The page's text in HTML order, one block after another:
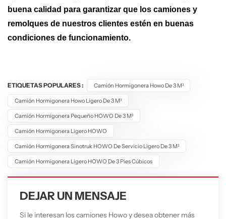
buena calidad para garantizar que los camiones y
remolques de nuestros clientes estén en buenas
condiciones de funcionamiento.
ETIQUETAS POPULARES : Camión Hormigonera Howo De 3 M³
Camión Hormigonera Howo Ligero De 3 M³
Camión Hormigonera Pequeño HOWO De 3 M³
Camión Hormigonera Ligero HOWO
Camión Hormigonera Sinotruk HOWO De Servicio Ligero De 3 M³
Camión Hormigonera Ligero HOWO De 3 Pies Cúbicos
DEJAR UN MENSAJE
Si le interesan los camiones Howo y desea obtener más